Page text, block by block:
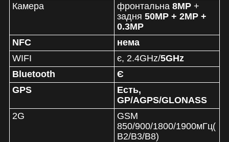
Камера
фронтальна 8MP +
задня 50MP + 2MP +
0.3MP
NFC
нема
WIFI
є, 2.4GHz/5GHz
Bluetooth
Є
GPS
Есть,
GP/AGPS/GLONASS
2G
GSM
850/900/1800/1900мГц(
B2/B3/B8)